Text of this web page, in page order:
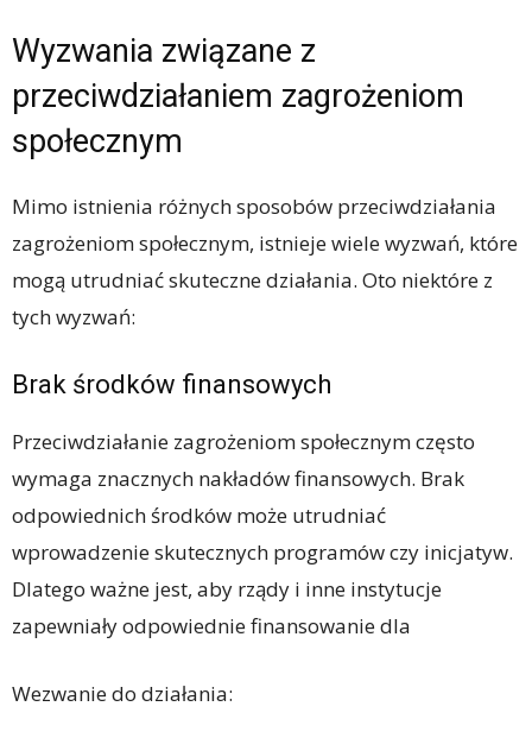
Wyzwania związane z
przeciwdziałaniem zagrożeniom
społecznym
Mimo istnienia różnych sposobów przeciwdziałania
zagrożeniom społecznym, istnieje wiele wyzwań, które
mogą utrudniać skuteczne działania. Oto niektóre z
tych wyzwań:
Brak środków finansowych
Przeciwdziałanie zagrożeniom społecznym często
wymaga znacznych nakładów finansowych. Brak
odpowiednich środków może utrudniać
wprowadzenie skutecznych programów czy inicjatyw.
Dlatego ważne jest, aby rządy i inne instytucje
zapewniały odpowiednie finansowanie dla
Wezwanie do działania: